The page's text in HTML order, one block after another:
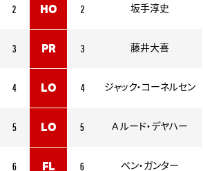
2 HO 2 坂手淳史
3 PR 3 藤井大喜
4 LO 4 ジャック・コーネルセン
5 LO 5 A ルード・デヤハー
6 FL 6 ベン・ガンター